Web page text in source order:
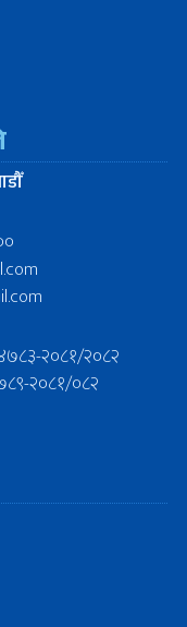
४७८३-२०८१/२०८२
२०८१/०८२